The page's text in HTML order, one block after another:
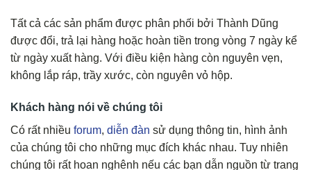
Tất cả các sản phẩm được phân phối bởi Thành Dũng
được đổi, trả lại hàng hoặc hoàn tiền trong vòng 7 ngày kể
từ ngày xuất hàng. Với điều kiện hàng còn nguyên vẹn,
không lắp ráp, trầy xước, còn nguyên vỏ hộp.
Khách hàng nói về chúng tôi
Có rất nhiều forum, diễn đàn sử dụng thông tin, hình ảnh
của chúng tôi cho những mục đích khác nhau. Tuy nhiên
chúng tôi rất hoan nghênh nếu các bạn dẫn nguồn từ trang